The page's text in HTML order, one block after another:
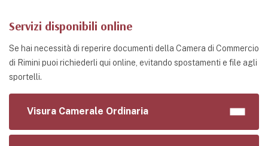
Servizi disponibili online
Se hai necessità di reperire documenti della Camera di Commercio
di Rimini puoi richiederli qui online, evitando spostamenti e file agli
sportelli.
Visura Camerale Ordinaria